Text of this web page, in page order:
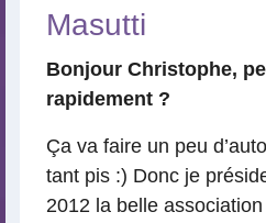
Masutti
Bonjour Christophe,
rapidement ?
Ça va faire un peu
tant pis :) Donc je
2012 la belle